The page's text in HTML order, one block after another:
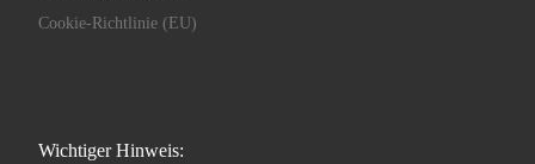
Cookie-Richtlinie (EU)
Wichtiger Hinweis: